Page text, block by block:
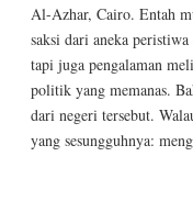
Al-Azhar, Cairo. Entah
saksi dari aneka
tapi juga pengalaman
politik yang memanas.
dari negeri tersebut.
yang sesungguhnya: